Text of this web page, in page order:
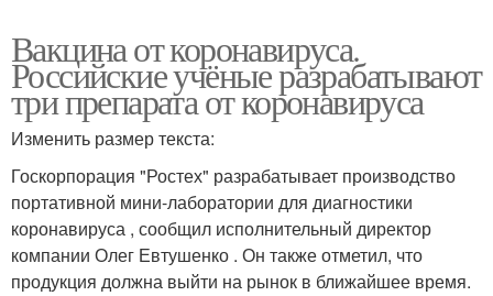
Вакцина от коронавируса.
Российские учёные разрабатывают
три препарата от коронавируса
Изменить размер текста:
Госкорпорация "Ростех" разрабатывает производство
портативной мини-лаборатории для диагностики
коронавируса , сообщил исполнительный директор
компании Олег Евтушенко . Он также отметил, что
продукция должна выйти на рынок в ближайшее время.